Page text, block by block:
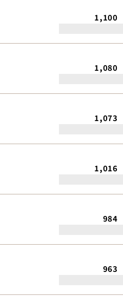
1,100
1,080
1,073
1,016
984
963